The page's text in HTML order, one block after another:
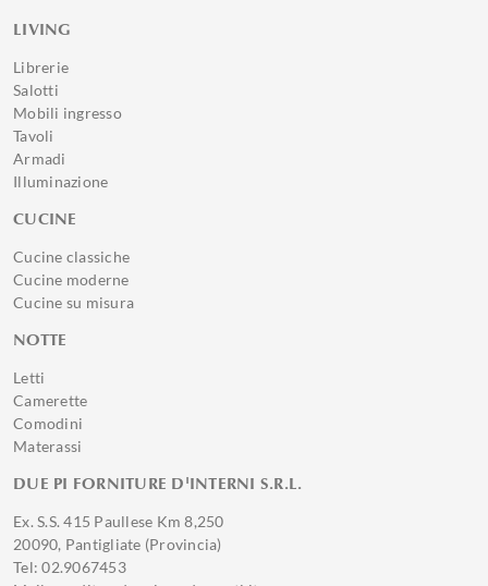
LIVING
Librerie
Salotti
Mobili ingresso
Tavoli
Armadi
Illuminazione
CUCINE
Cucine classiche
Cucine moderne
Cucine su misura
NOTTE
Letti
Camerette
Comodini
Materassi
DUE PI FORNITURE D'INTERNI S.R.L.
Ex. S.S. 415 Paullese Km 8,250
20090, Pantigliate (Provincia)
Tel: 02.9067453